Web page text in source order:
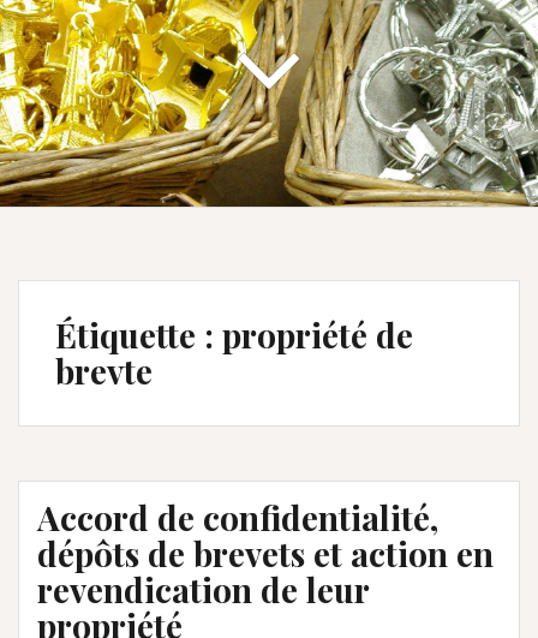
Étiquette : propriété de
brevte
Accord de confidentialité,
dépôts de brevets et action en
revendication de leur
propriété